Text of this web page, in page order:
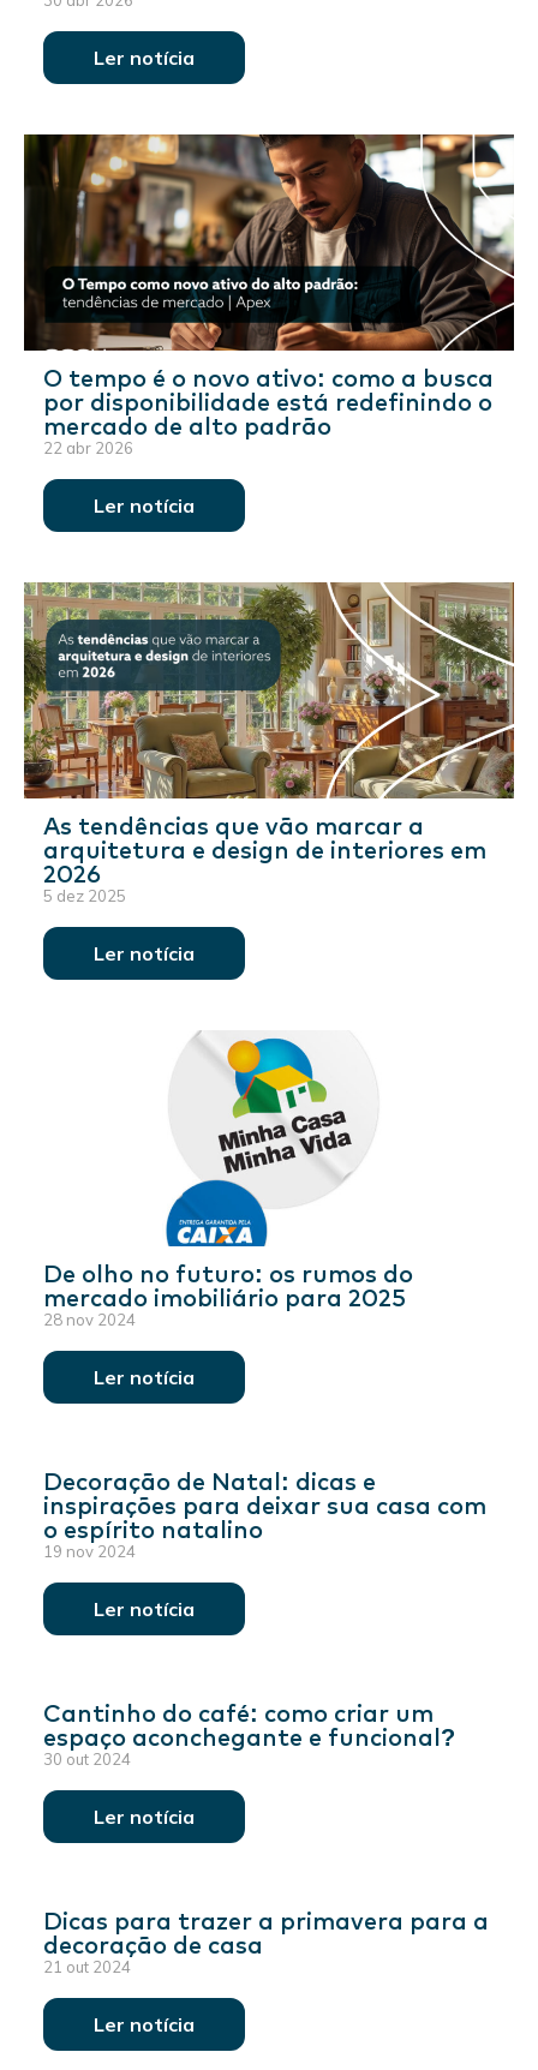
Ler notícia
O tempo é o novo ativo: como a busca
por disponibilidade está redefinindo o
mercado de alto padrão
22 abr 2026
Ler notícia
As tendências que vão marcar a
arquitetura e design de interiores em
2026
5 dez 2025
Ler notícia
De olho no futuro: os rumos do
mercado imobiliário para 2025
28 nov 2024
Ler notícia
Decoração de Natal: dicas e
inspirações para deixar sua casa com
o espírito natalino
19 nov 2024
Ler notícia
Cantinho do café: como criar um
espaço aconchegante e funcional?
30 out 2024
Ler notícia
Dicas para trazer a primavera para a
decoração de casa
21 out 2024
Ler notícia